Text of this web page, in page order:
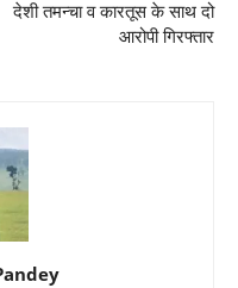
देशी तमन्चा व कारतूस के साथ दो
आरोपी गिरफ्तार